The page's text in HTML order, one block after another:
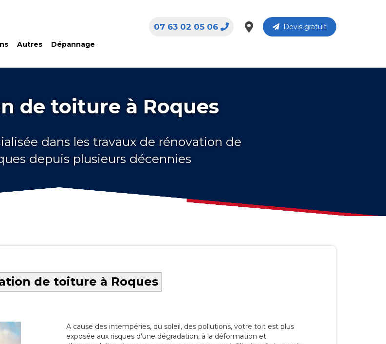
Autres Dépannage
Devis gratuit
07 63 02 05 06
de toiture à Roques
dans les travaux de rénovation de
depuis plusieurs décennies
de toiture à Roques
A cause des intempéries, du soleil, des pollutions, votre toit est plus
exposée aux risques d'une dégradation, à la déformation et